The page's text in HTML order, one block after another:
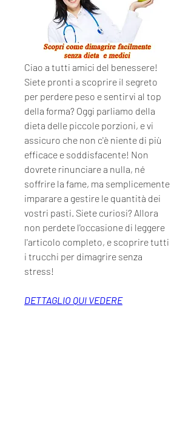
Ciao a tutti amici del benessere!
Siete pronti a scoprire il segreto
per perdere peso e sentirvi al top
della forma? Oggi parliamo della
dieta delle piccole porzioni, e vi
assicuro che non c'è niente di più
efficace e soddisfacente! Non
dovrete rinunciare a nulla, né
soffrire la fame, ma semplicemente
imparare a gestire le quantità dei
vostri pasti. Siete curiosi? Allora
non perdete l'occasione di leggere
l'articolo completo, e scoprire tutti
i trucchi per dimagrire senza
stress!
DETTAGLIO QUI VEDERE